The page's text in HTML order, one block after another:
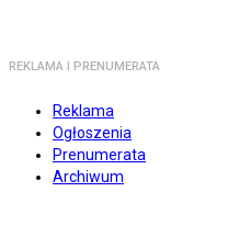
REKLAMA I PRENUMERATA
Reklama
Ogłoszenia
Prenumerata
Archiwum